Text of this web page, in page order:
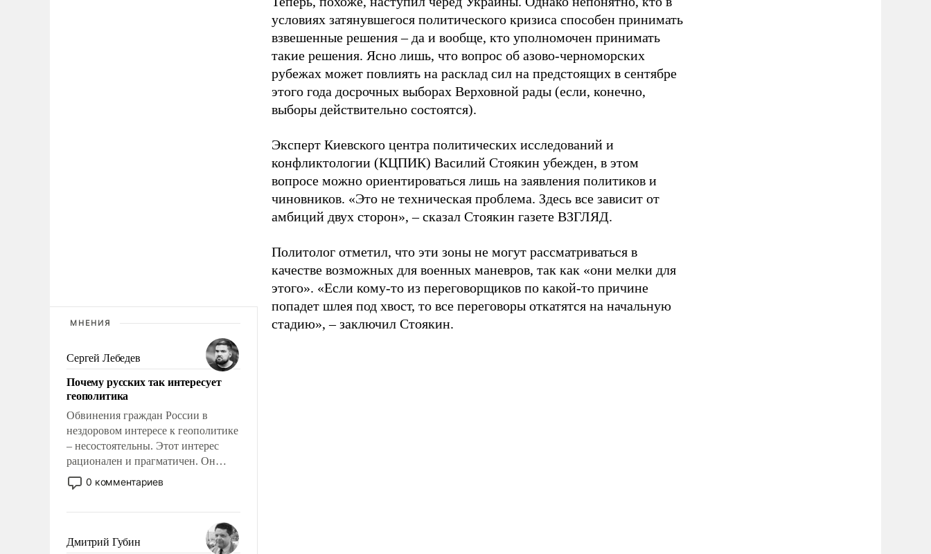
МНЕНИЯ
Сергей Лебедев
Почему русских так интересует
геополитика
Обвинения граждан России в
нездоровом интересе к геополитике
– несостоятельны. Этот интерес
рационален и прагматичен. Он
обусловлен тысячелетним опытом
выживания в крайне непростых
знанием, что мировая политика
имеет свойство заявляться на порог
0 комментариев
Дмитрий Губин
условиях затянувшегося политического кризиса способен принимать
взвешенные решения – да и вообще, кто уполномочен принимать
такие решения. Ясно лишь, что вопрос об азово-черноморских
рубежах может повлиять на расклад сил на предстоящих в сентябре
этого года досрочных выборах Верховной рады (если, конечно,
выборы действительно состоятся).
Эксперт Киевского центра политических исследований и
конфликтологии (КЦПИК) Василий Стоякин убежден, в этом
вопросе можно ориентироваться лишь на заявления политиков и
чиновников. «Это не техническая проблема. Здесь все зависит от
амбиций двух сторон», – сказал Стоякин газете ВЗГЛЯД.
Политолог отметил, что эти зоны не могут рассматриваться в
качестве возможных для военных маневров, так как «они мелки для
этого». «Если кому-то из переговорщиков по какой-то причине
попадет шлея под хвост, то все переговоры откатятся на начальную
стадию», – заключил Стоякин.